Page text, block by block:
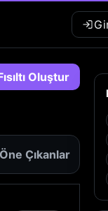
Oluştur
Öne Çıkanlar